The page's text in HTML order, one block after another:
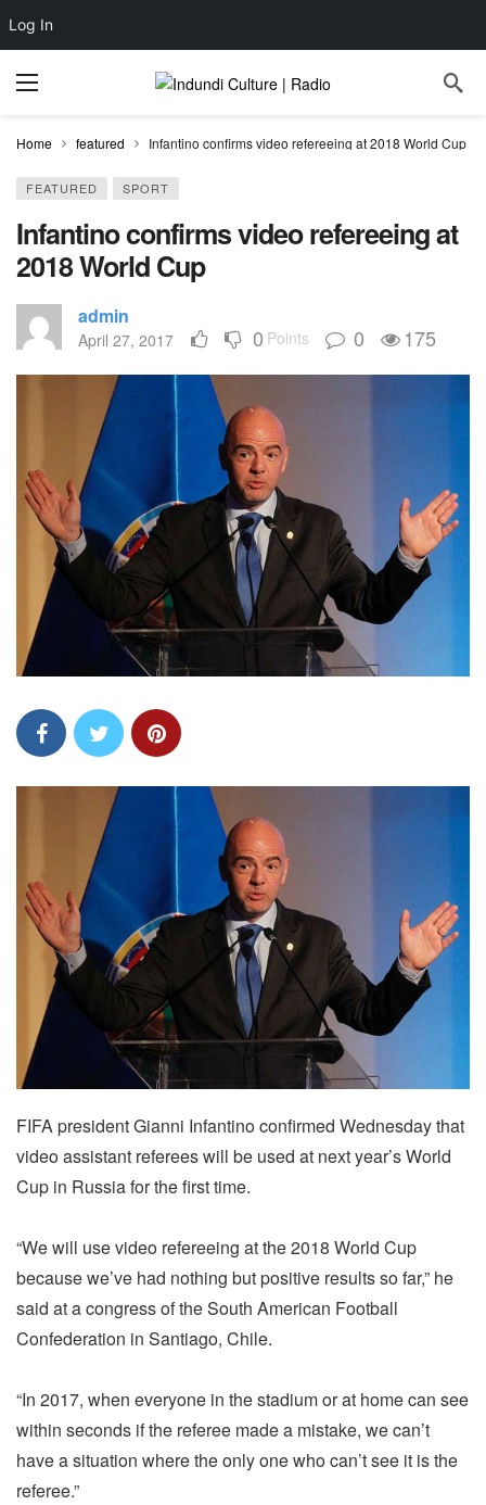
Log In
Home featured Infantino confirms video refereeing at 2018 World Cup
FEATURED SPORT
Infantino confirms video refereeing at
2018 World Cup
admin
April 27, 2017 0 Points 0 175
FIFA president Gianni Infantino confirmed Wednesday that
video assistant referees will be used at next year’s World
Cup in Russia for the first time.
“We will use video refereeing at the 2018 World Cup
because we’ve had nothing but positive results so far,” he
said at a congress of the South American Football
Confederation in Santiago, Chile.
“In 2017, when everyone in the stadium or at home can see
within seconds if the referee made a mistake, we can’t
have a situation where the only one who can’t see it is the
referee.”